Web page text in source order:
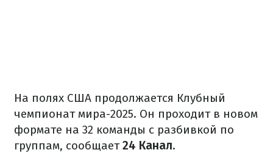
На полях США продолжается Клубный
чемпионат мира-2025. Он проходит в новом
формате на 32 команды с разбивкой по
группам, сообщает24 Канал.